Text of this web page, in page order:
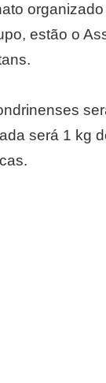
estão o
será 1 kg